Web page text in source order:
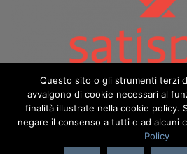
Copyright 2026 ©️ Eurottica &
Questo sito o gli strumenti terzi
avvalgono di cookie necessari al
finalità illustrate nella cookie policy.
negare il consenso a tutti o ad alcuni
Policy